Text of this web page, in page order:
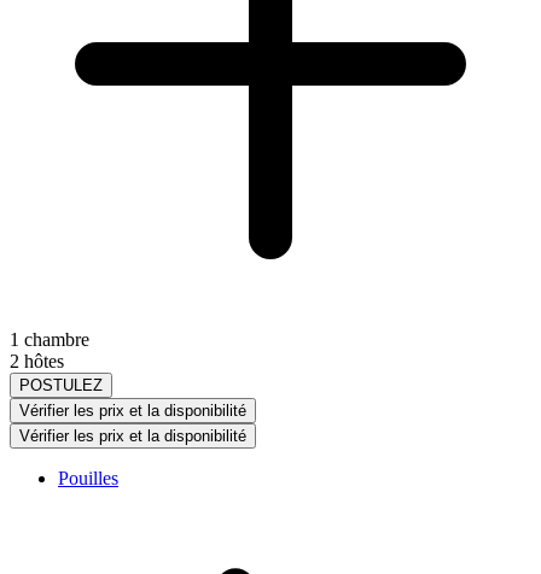
1 chambre
2 hôtes
POSTULEZ
Vérifier les prix et la disponibilité
Vérifier les prix et la disponibilité
Pouilles